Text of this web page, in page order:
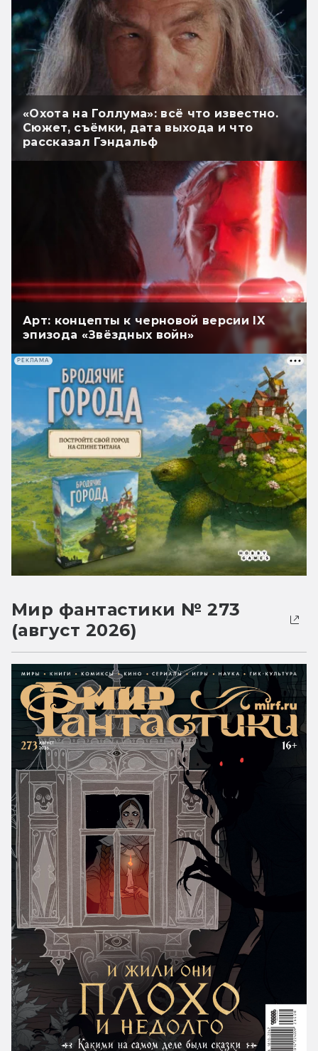
«Охота на Голлума»: всё что известно.
Сюжет, съёмки, дата выхода и что
рассказал Гэндальф
Арт: концепты к черновой версии IX
эпизода «Звёздных войн»
РЕКЛАМА
Мир фантастики № 273
(август 2026)